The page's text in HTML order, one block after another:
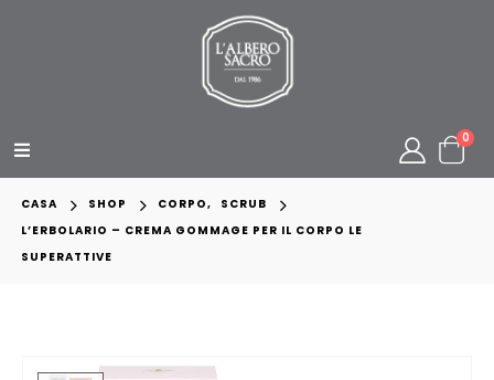
0
CASA SHOP CORPO,
SCRUB
L’ERBOLARIO – CREMA GOMMAGE PER IL CORPO LE
SUPERATTIVE